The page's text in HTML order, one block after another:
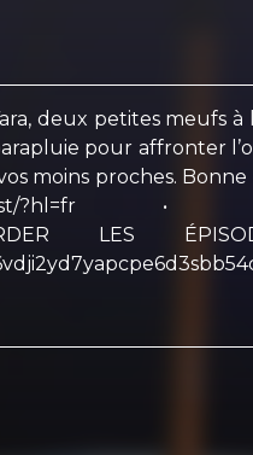
deux petites
pour affronter
proches. Bonne
REGARDER